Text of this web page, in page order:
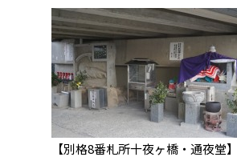
【別格8番札所十夜ヶ橋・通夜堂